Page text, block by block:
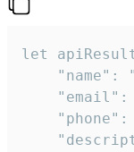
let
"name":
"email":
"phone":